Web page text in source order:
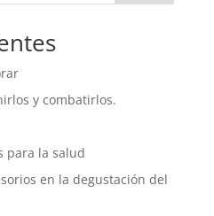
y combatirlos.
para la salud
en la degustación del